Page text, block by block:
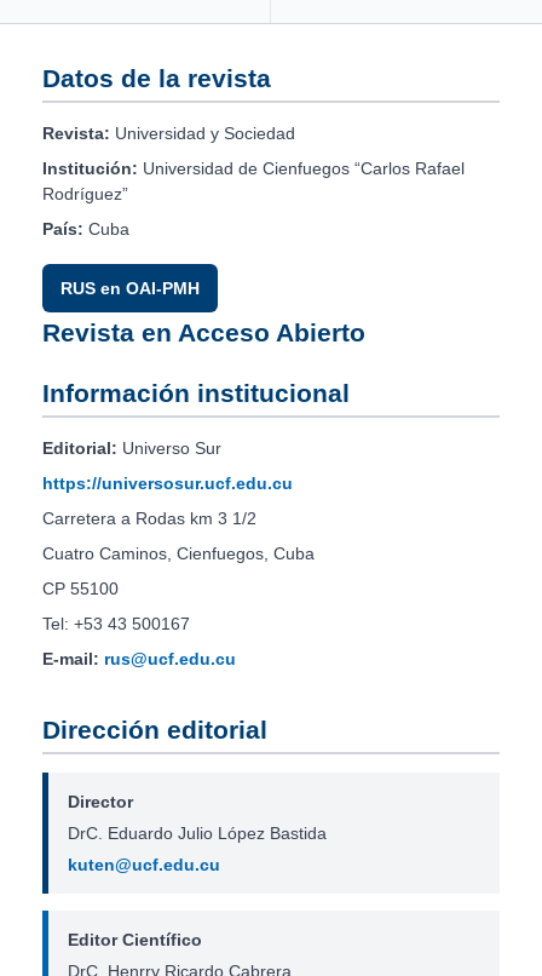
Datos de la revista
Revista: Universidad y Sociedad
Institución: Universidad de Cienfuegos “Carlos Rafael
Rodríguez”
País: Cuba
RUS en OAI-PMH
Revista en Acceso Abierto
Información institucional
Editorial: Universo Sur
https://universosur.ucf.edu.cu
Carretera a Rodas km 3 1/2
Cuatro Caminos, Cienfuegos, Cuba
CP 55100
Tel: +53 43 500167
E-mail: rus@ucf.edu.cu
Dirección editorial
Director
DrC. Eduardo Julio López Bastida
kuten@ucf.edu.cu
Editor Científico
DrC. Henrry Ricardo Cabrera